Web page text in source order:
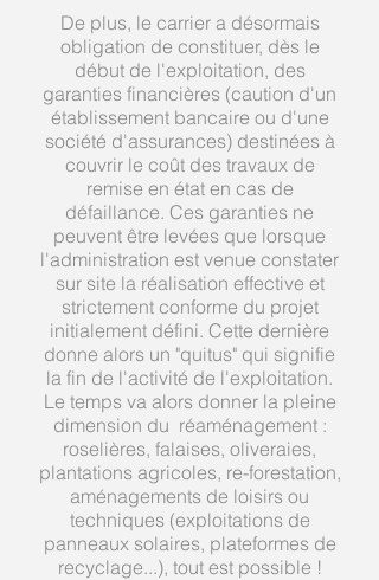
De plus, le carrier a désormais
obligation de constituer, dès le
début de l'exploitation, des
garanties financières (caution d'un
établissement bancaire ou d'une
société d'assurances) destinées à
couvrir le coût des travaux de
remise en état en cas de
défaillance. Ces garanties ne
peuvent être levées que lorsque
l'administration est venue constater
sur site la réalisation effective et
strictement conforme du projet
initialement défini. Cette dernière
donne alors un "quitus" qui signifie
la fin de l'activité de l'exploitation.
Le temps va alors donner la pleine
dimension du réaménagement :
roselières, falaises, oliveraies,
plantations agricoles, re-forestation,
aménagements de loisirs ou
techniques (exploitations de
panneaux solaires, plateformes de
recyclage...), tout est possible !